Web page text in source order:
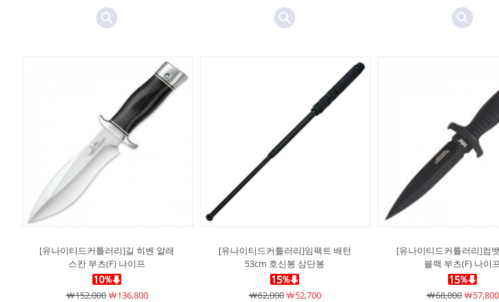
[유나이티드커틀러리]길 히벤 알래
스칸 부츠(F) 나이프
￦152,000￦136,800
[유나이티드커틀러리]임팩트 배턴
53cm 호신봉 삼단봉
￦62,000￦52,700
[유나이티드커틀러리]컴
블랙 부츠(F) 나이
￦68,000￦57,800